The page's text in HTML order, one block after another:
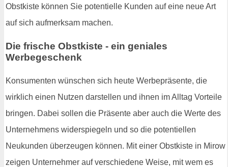
Obstkiste können Sie potentielle Kunden auf eine neue Art
auf sich aufmerksam machen.
Die frische Obstkiste - ein geniales
Werbegeschenk
Konsumenten wünschen sich heute Werbepräsente, die
wirklich einen Nutzen darstellen und ihnen im Alltag Vorteile
bringen. Dabei sollen die Präsente aber auch die Werte des
Unternehmens widerspiegeln und so die potentiellen
Neukunden überzeugen können. Mit einer Obstkiste in Mirow
zeigen Unternehmer auf verschiedene Weise, mit wem es